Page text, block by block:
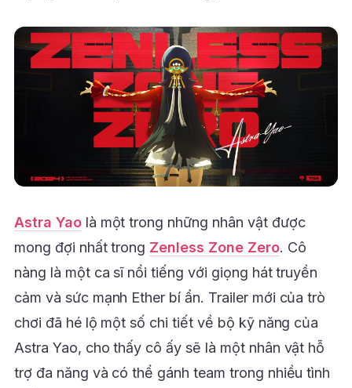
Astra Yaolà một trong những nhân vật được
mong đợi nhất trong Zenless Zone Zero. Cô
nàng là một ca sĩ nổi tiếng với giọng hát truyền
cảm và sức mạnh Ether bí ẩn. Trailer mới của trò
chơi đã hé lộ một số chi tiết về bộ kỹ năng của
Astra Yao, cho thấy cô ấy sẽ là một nhân vật hỗ
trợ đa năng và có thể gánh team trong nhiều tình